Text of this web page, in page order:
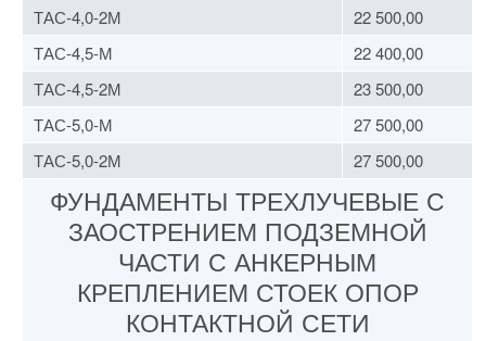
ТАС-4,0-2М
22 500,00
ТАС-4,5-М
22 400,00
ТАС-4,5-2М
23 500,00
ТАС-5,0-М
27 500,00
ТАС-5,0-2М
27 500,00
ФУНДАМЕНТЫ ТРЕХЛУЧЕВЫЕ С
ЗАОСТРЕНИЕМ ПОДЗЕМНОЙ
ЧАСТИ С АНКЕРНЫМ
КРЕПЛЕНИЕМ СТОЕК ОПОР
КОНТАКТНОЙ СЕТИ